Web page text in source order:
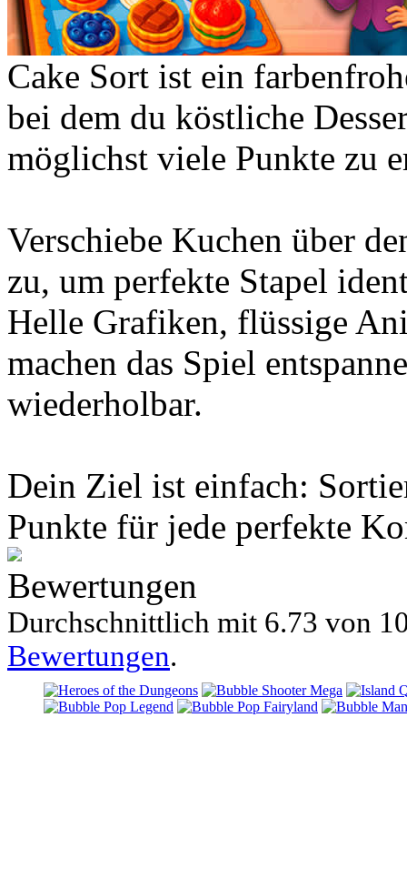
Cake Sort ist ein
bei dem du köstliche
möglichst viele Punkte zu
Verschiebe Kuchen über
zu, um perfekte Stapel
Helle Grafiken, flüssige
machen das Spiel
wiederholbar.
Dein Ziel ist einfach:
Punkte für jede perfekte
Bewertungen
Durchschnittlich mit 6.73 von
Bewertungen.